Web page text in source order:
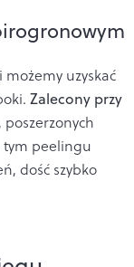
możemy uzyskać
Zalecony przy
poszerzonych
tym peelingu
dość szybko